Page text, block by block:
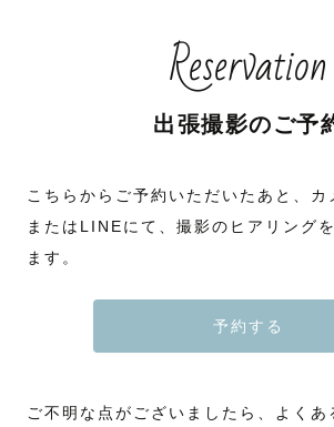
Reservation
出張撮影のご予
こちらからご予約いただいたあと、カ
またはLINEにて、撮影のヒアリング
ます。
予約する
ご不明な点がございましたら、よくあ